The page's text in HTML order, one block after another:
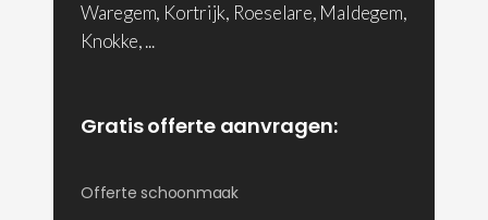
Waregem, Kortrijk, Roeselare, Maldegem,
Knokke, ...
Gratis offerte aanvragen:
Offerte schoonmaak